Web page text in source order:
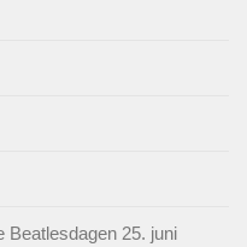
Beatlesdagen 25. juni